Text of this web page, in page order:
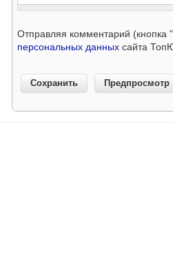
Отправляя комментарий (кнопка
персональных данных сайта